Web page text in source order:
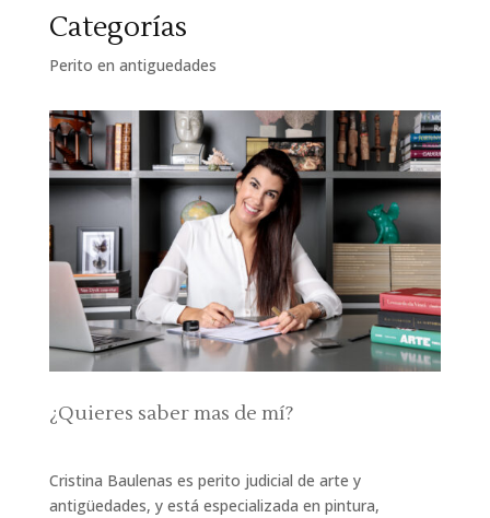
Categorías
Perito en antiguedades
¿Quieres saber mas de mí?
Cristina Baulenas es perito judicial de arte y
antigüedades, y está especializada en pintura,